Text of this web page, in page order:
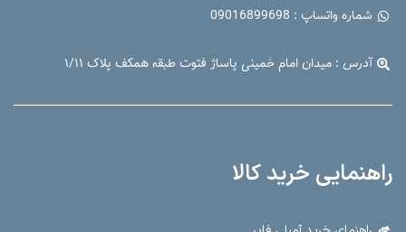
شماره واتساپ : 09016899698
آدرس : میدان امام خمینی پاساژ فتوت طبقه همکف پلاک ۱/۱۱
راهنمایی خرید کالا